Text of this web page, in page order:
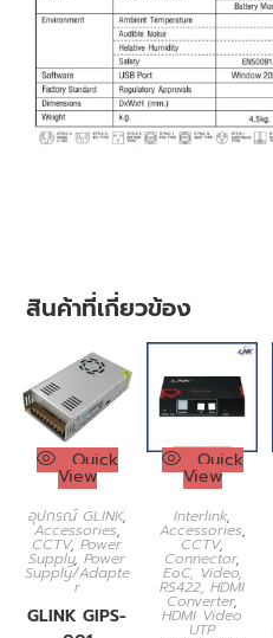
สินค้าที่เกี่ยวข้อง
Quick
View
อุปกรณ์ GLINK,
Accessories,
CCTV,Power
Supply,Power
Supply/Adapte
r
GLINK GIPS-
Quick
View
Interlink,
Accessories,
CCTV,
Connector,
EoC, Video,
RS422, HDMI
Converter,
HDMI Video
UTP